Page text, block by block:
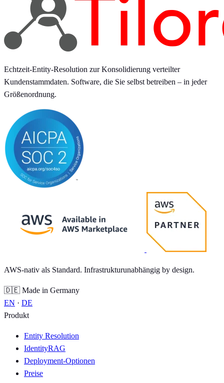
Echtzeit-Entity-Resolution zur Konsolidierung verteilter
Kundenstammdaten. Software, die Sie selbst betreiben – in jeder
Größenordnung.
AWS-nativ als Standard. Infrastrukturunabhängig by design.
🇩🇪 Made in Germany
EN · DE
Produkt
Entity Resolution
IdentityRAG
Deployment-Optionen
Preise